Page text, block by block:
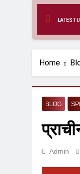
LATEST
Home
BLOG
Admin